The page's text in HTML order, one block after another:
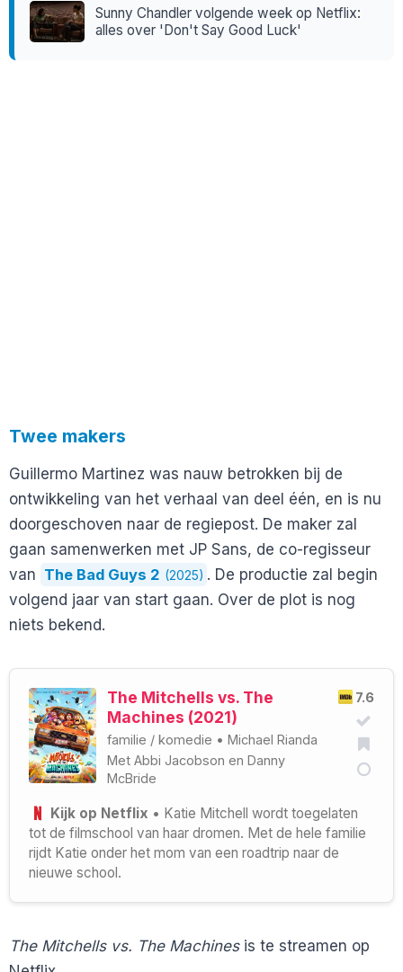
Sunny Chandler volgende week op Netflix:
alles over 'Don't Say Good Luck'
Twee makers
Guillermo Martinez was nauw betrokken bij de
ontwikkeling van het verhaal van deel één, en is nu
doorgeschoven naar de regiepost. De maker zal
gaan samenwerken met JP Sans, de co-regisseur
van The Bad Guys 2 (2025) . De productie zal begin
volgend jaar van start gaan. Over de plot is nog
niets bekend.
7.6
The Mitchells vs. The
Machines (2021)
familie / komedie • Michael Rianda
Met Abbi Jacobson en Danny
McBride
Kijk op Netflix • Katie Mitchell wordt toegelaten
tot de filmschool van haar dromen. Met de hele familie
rijdt Katie onder het mom van een roadtrip naar de
nieuwe school.
The Mitchells vs. The Machinesis te streamen op